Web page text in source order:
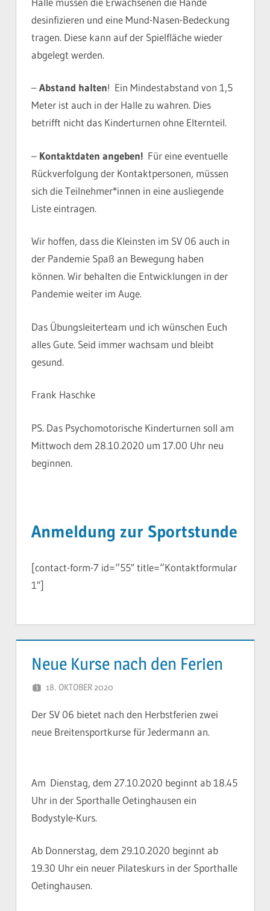
desinfizieren und eine Mund-Nasen-Bedeckung
tragen. Diese kann auf der Spielfläche wieder
abgelegt werden.
–Abstand halten! Ein Mindestabstand von 1,5
Meter ist auch in der Halle zu wahren. Dies
betrifft nicht das Kinderturnen ohne Elternteil.
– Kontaktdaten angeben! Für eine eventuelle
Rückverfolgung der Kontaktpersonen, müssen
sich die Teilnehmer*innen in eine ausliegende
Liste eintragen.
Wir hoffen, dass die Kleinsten im SV 06 auch in
der Pandemie Spaß an Bewegung haben
können. Wir behalten die Entwicklungen in der
Pandemie weiter im Auge.
Das Übungsleiterteam und ich wünschen Euch
alles Gute. Seid immer wachsam und bleibt
gesund.
Frank Haschke
PS. Das Psychomotorische Kinderturnen soll am
Mittwoch dem 28.10.2020 um 17.00 Uhr neu
beginnen.
Anmeldung zur Sportstunde
[contact-form-7 id=“55″ title=“Kontaktformular
1″]
Neue Kurse nach den Ferien
18. OKTOBER 2020
Der SV 06 bietet nach den Herbstferien zwei
neue Breitensportkurse für Jedermann an.
Am Dienstag, dem 27.10.2020 beginnt ab 18.45
Uhr in der Sporthalle Oetinghausen ein
Bodystyle-Kurs.
Ab Donnerstag, dem 29.10.2020 beginnt ab
19.30 Uhr ein neuer Pilateskurs in der Sporthalle
Oetinghausen.